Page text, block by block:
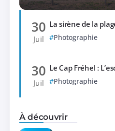
30
Juil
La sirène de la
Photographie
30
Juil
Le Cap Fréhel :
Photographie
À découvrir